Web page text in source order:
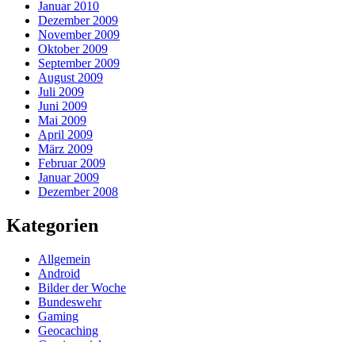
Januar 2010
Dezember 2009
November 2009
Oktober 2009
September 2009
August 2009
Juli 2009
Juni 2009
Mai 2009
April 2009
März 2009
Februar 2009
Januar 2009
Dezember 2008
Kategorien
Allgemein
Android
Bilder der Woche
Bundeswehr
Gaming
Geocaching